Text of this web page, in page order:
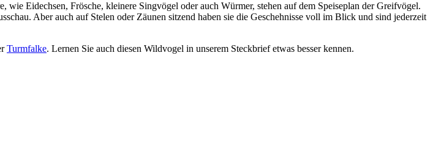
Eidechsen, Frösche, kleinere Singvögel oder auch Würmer, stehen auf dem Speiseplan der Greifvögel.
Aber auch auf Stelen oder Zäunen sitzend haben sie die Geschehnisse voll im Blick und sind jederzeit
Turmfalke. Lernen Sie auch diesen Wildvogel in unserem Steckbrief etwas besser kennen.